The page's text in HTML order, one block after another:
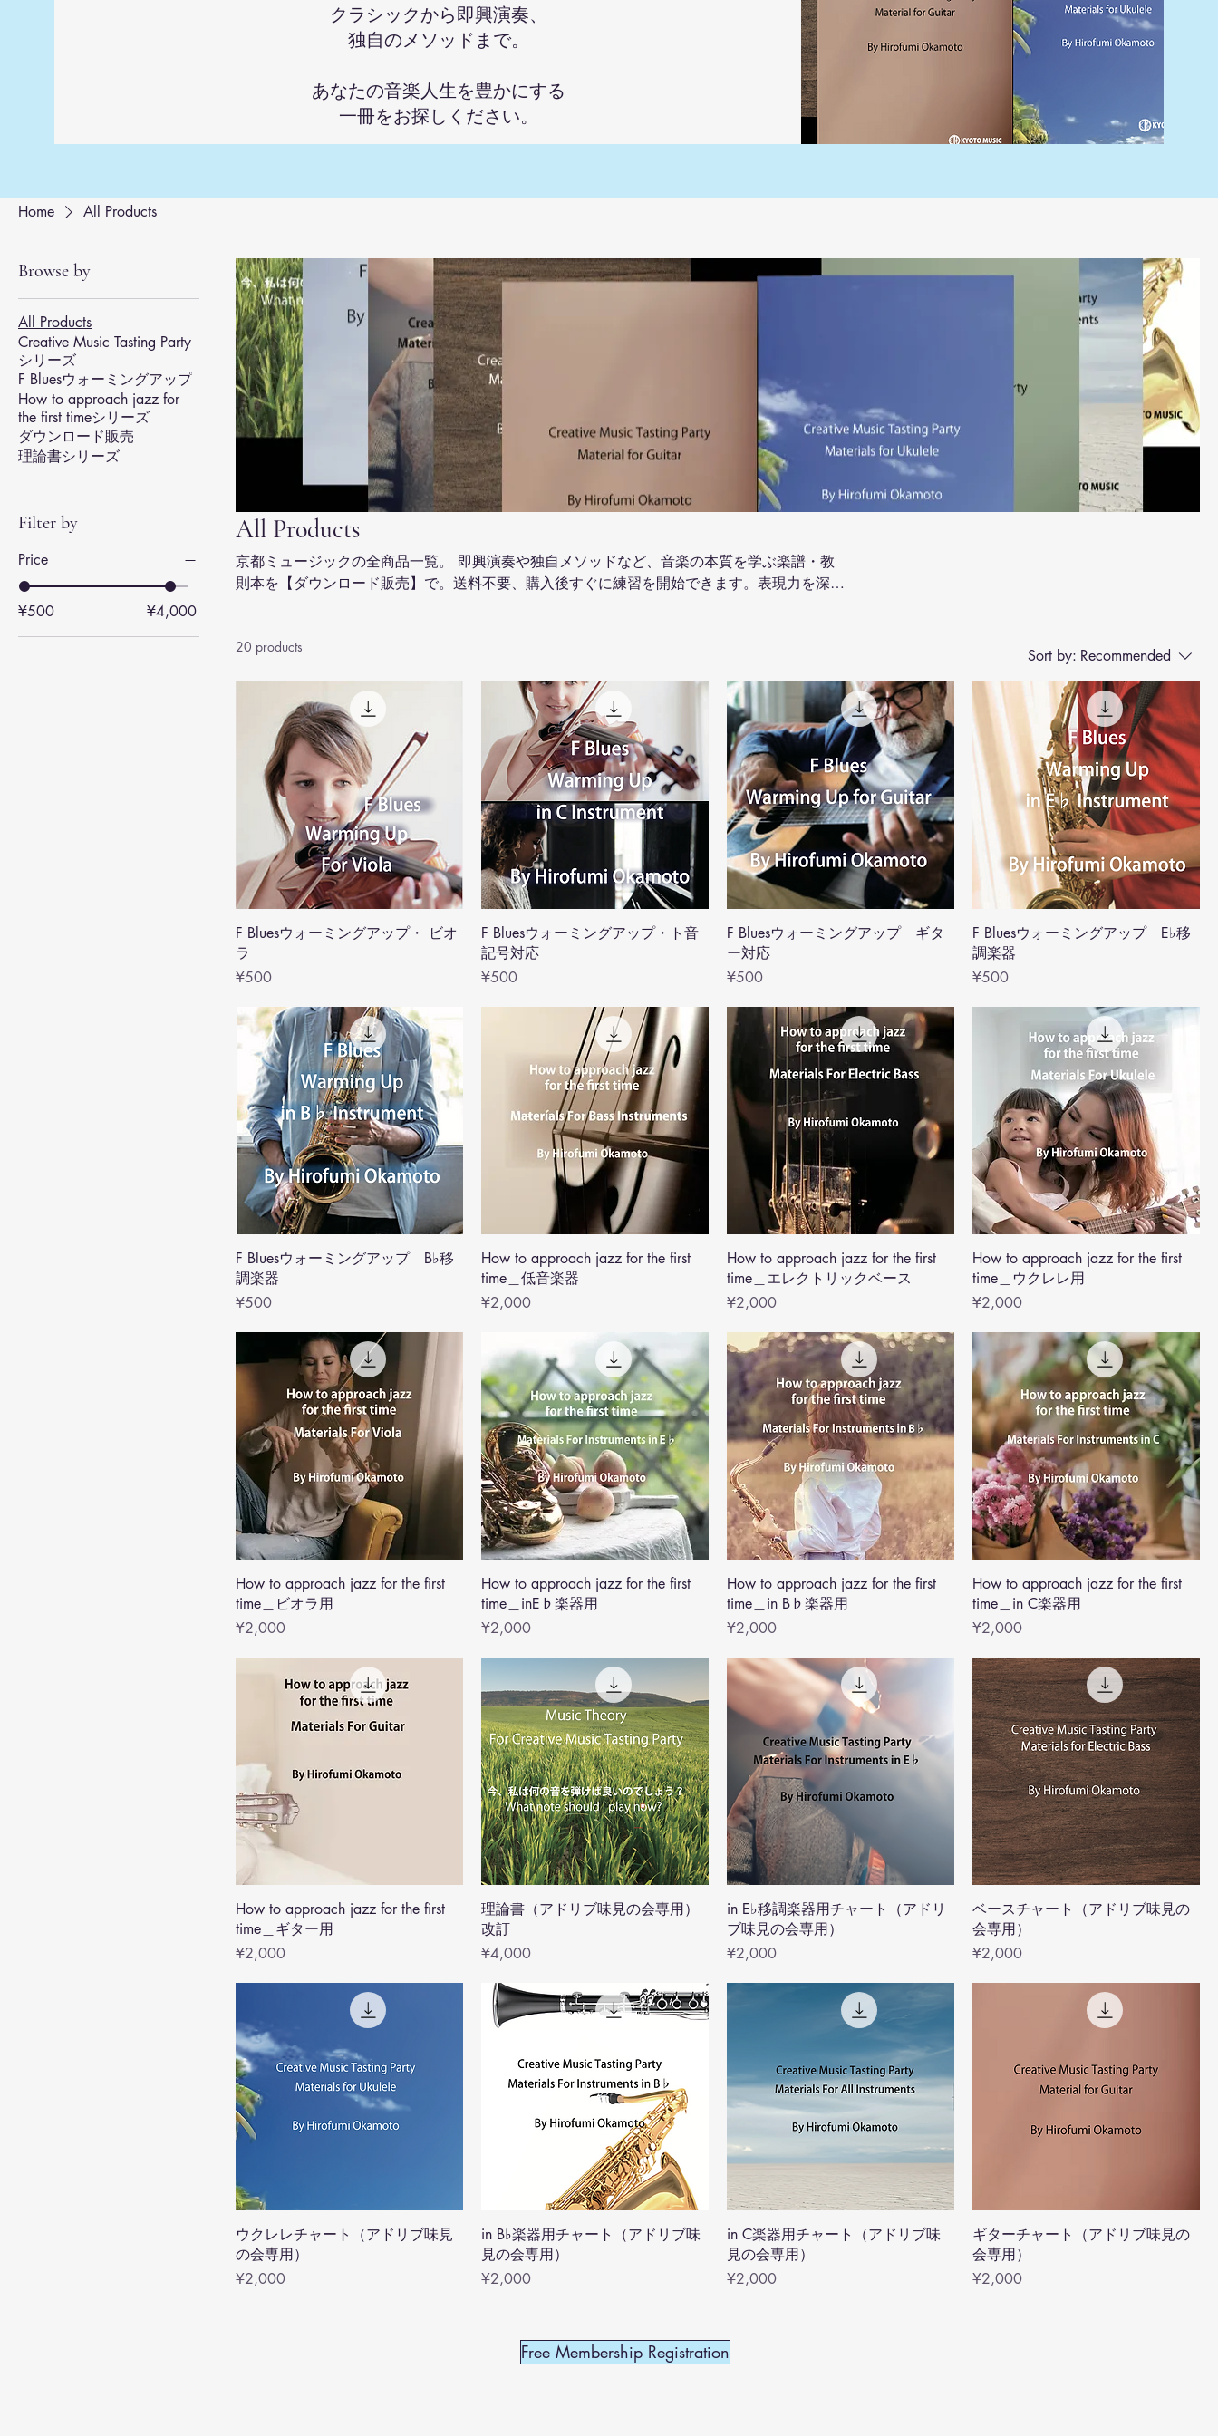
クラシックから即興演奏、
独自のメソッドまで。
あなたの音楽人生を豊かにする
一冊をお探しください。
Home All Products
Browse by
All Products
Creative Music Tasting Party
シリーズ
F Bluesウォーミングアップ
How to approach jazz for
the first timeシリーズ
ダウンロード販売
理論書シリーズ
Filter by
Price
¥500 ¥4,000
All Products
京都ミュージックの全商品一覧。 即興演奏や独自メソッドなど、音楽の本質を学ぶ楽譜・教
則本を【ダウンロード販売】で。送料不要、購入後すぐに練習を開始できます。表現力を深め
20 products Sort by: Recommended
F Bluesウォーミングアップ・ ビオ
ラ
Price
¥500
F Bluesウォーミングアップ・ト音
記号対応
Price
¥500
F Bluesウォーミングアップ ギタ
ー対応
Price
¥500
F Bluesウォーミングアップ E♭移
調楽器
Price
¥500
F Bluesウォーミングアップ B♭移
調楽器
Price
¥500
How to approach jazz for the first
time＿低音楽器
Price
¥2,000
How to approach jazz for the first
time＿エレクトリックベース
Price
¥2,000
How to approach jazz for the first
time＿ウクレレ用
Price
¥2,000
How to approach jazz for the first
time＿ビオラ用
Price
¥2,000
How to approach jazz for the first
time＿inE♭楽器用
Price
¥2,000
How to approach jazz for the first
time＿in B♭楽器用
Price
¥2,000
How to approach jazz for the first
time＿in C楽器用
Price
¥2,000
How to approach jazz for the first
time＿ギター用
Price
¥2,000
理論書（アドリブ味見の会専用）
改訂
Price
¥4,000
in E♭移調楽器用チャート（アドリ
ブ味見の会専用）
Price
¥2,000
ベースチャート（アドリブ味見の
会専用）
Price
¥2,000
ウクレレチャート（アドリブ味見
の会専用）
Price
¥2,000
in B♭楽器用チャート（アドリブ味
見の会専用）
Price
¥2,000
in C楽器用チャート（アドリブ味
見の会専用）
Price
¥2,000
ギターチャート（アドリブ味見の
会専用）
Price
¥2,000
Free Membership Registration